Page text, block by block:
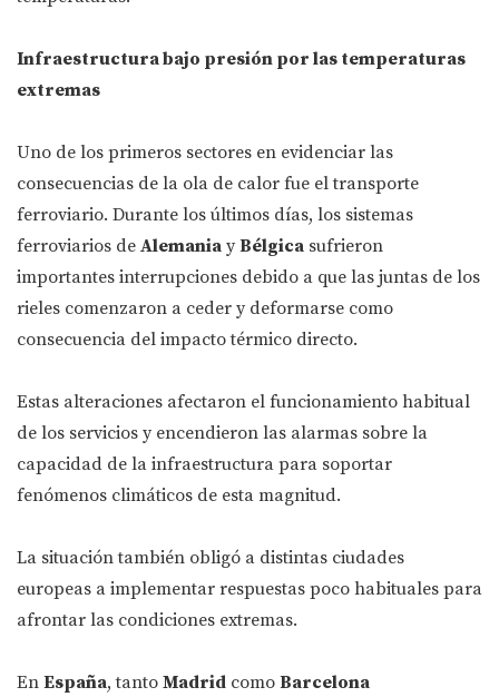
Infraestructura bajo presión por las temperaturas
extremas
Uno de los primeros sectores en evidenciar las
consecuencias de la ola de calor fue el transporte
ferroviario. Durante los últimos días, los sistemas
ferroviarios de Alemania yBélgica sufrieron
importantes interrupciones debido a que las juntas de los
rieles comenzaron a ceder y deformarse como
consecuencia del impacto térmico directo.
Estas alteraciones afectaron el funcionamiento habitual
de los servicios y encendieron las alarmas sobre la
capacidad de la infraestructura para soportar
fenómenos climáticos de esta magnitud.
La situación también obligó a distintas ciudades
europeas a implementar respuestas poco habituales para
afrontar las condiciones extremas.
En España, tanto Madrid como Barcelona